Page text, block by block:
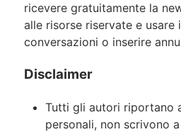
ricevere gratuitamente la
alle risorse riservate e
conversazioni o inserire
Disclaimer
Tutti gli autori riportano
personali, non scrivono